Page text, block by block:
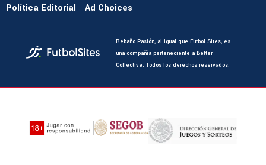
Política Editorial
Ad Choices
Rebaño Pasión, al igual que Futbol Sites, es
una compañía perteneciente a Better
Collective. Todos los derechos reservados.